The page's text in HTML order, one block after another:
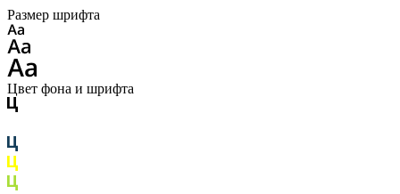
Размер шрифта
Цвет фона и шрифта